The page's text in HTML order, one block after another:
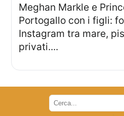
Meghan Markle e Prince Harry in
Portogallo con i figli:
Instagram tra mare,
privati....